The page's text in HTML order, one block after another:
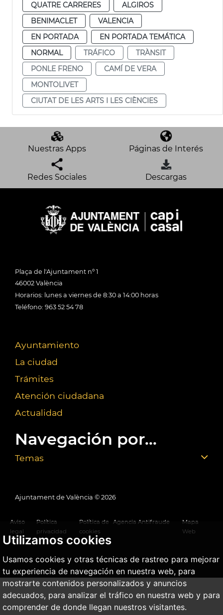
Utilizamos cookies
Usamos cookies y otras técnicas de rastreo para mejorar
tu experiencia de navegación en nuestra web, para
mostrarte contenidos personalizados y anuncios
adecuados, para analizar el tráfico en nuestra web y para
comprender de donde llegan nuestros visitantes.
QUATRE CARRERES
ALGIROS
BENIMACLET
VALENCIA
EN PORTADA
EN PORTADA TEMÁTICA
NORMAL
TRÁFICO
TRÀNSIT
PONLE FRENO
CAMÍ DE VERA
MONTOLIVET
CIUTAT DE LES ARTS I LES CIÈNCIES
Nuestras Apps Páginas de Interés
Redes Sociales Descargas
Plaça de l'Ajuntament nº 1
46002 València
Horarios: lunes a viernes de 8:30 a 14:00 horas
Teléfono: 963 52 54 78
Ayuntamiento
La ciudad
Trámites
Atención ciudadana
Actualidad
Navegación por...
Temas
Ajuntament de València © 2026
Aviso
legal
Política
privacidad
Política de
cookies
Agencia Antifraude
Mapa
Web